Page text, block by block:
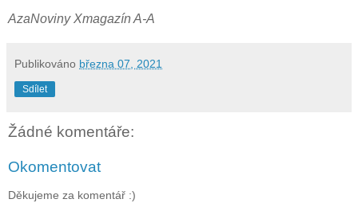
AzaNoviny Xmagazín A-A
Publikováno března 07, 2021
Sdílet
Žádné komentáře:
Okomentovat
Děkujeme za komentář :)